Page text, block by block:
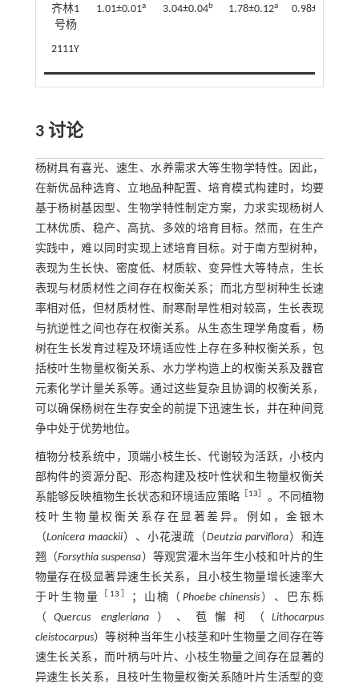
齐林1
号杨
2111Y
1.01±0.01a 3.04±0.04b 1.78±0.12a 0.98±0.07
3讨论
杨树具有喜光、速生、水养需求大等生物学特性。因此，
在新优品种选育、立地品种配置、培育模式构建时，均要
基于杨树基因型、生物学特性制定方案，力求实现杨树人
工林优质、稳产、高抗、多效的培育目标。然而，在生产
实践中，难以同时实现上述培育目标。对于南方型树种，
表现为生长快、密度低、材质软、变异性大等特点，生长
表现与材质材性之间存在权衡关系；而北方型树种生长速
率相对低，但材质材性、耐寒耐旱性相对较高，生长表现
与抗逆性之间也存在权衡关系。从生态生理学角度看，杨
树在生长发育过程及环境适应性上存在多种权衡关系，包
括枝叶生物量权衡关系、水力学构造上的权衡关系及器官
元素化学计量关系等。通过这些复杂且协调的权衡关系，
可以确保杨树在生存安全的前提下迅速生长，并在种间竞
争中处于优势地位。
植物分枝系统中，顶端小枝生长、代谢较为活跃，小枝内
部构件的资源分配、形态构建及枝叶性状和生物量权衡关
系能够反映植物生长状态和环境适应策略
13
。不同植物
枝叶生物量权衡关系存在显著差异。例如，金银木
（Lonicera maackii ）、小花溲疏（Deutzia parviflora）和连
翘（Forsythia suspensa ）等观赏灌木当年生小枝和叶片的生
物量存在极显著异速生长关系，且小枝生物量增长速率大
于叶生物量
13 ；山楠（ Phoebe chinensis ）、巴东栎
（Quercus engleriana ）、苞懈柯（Lithocarpus
cleistocarpus）等树种当年生小枝茎和叶生物量之间存在等
速生长关系，而叶柄与叶片、小枝生物量之间存在显著的
异速生长关系，且枝叶生物量权衡关系随叶片生活型的变